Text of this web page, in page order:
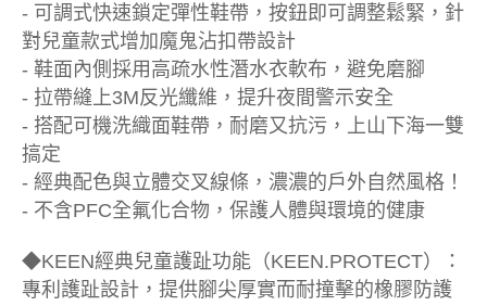
- 可調式快速鎖定彈性鞋帶，按鈕即可調整鬆緊，針
對兒童款式增加魔鬼沾扣帶設計
- 鞋面內側採用高疏水性潛水衣軟布，避免磨腳
- 拉帶縫上3M反光纖維，提升夜間警示安全
- 搭配可機洗織面鞋帶，耐磨又抗污，上山下海一雙
搞定
- 經典配色與立體交叉線條，濃濃的戶外自然風格！
- 不含PFC全氟化合物，保護人體與環境的健康
◆KEEN經典兒童護趾功能（KEEN.PROTECT）：
專利護趾設計，提供腳尖厚實而耐撞擊的橡膠防護